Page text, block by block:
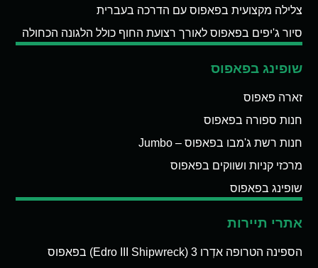
צלילה מקצועית בפאפוס עם הדרכה בעברית
סיור ג'יפים בפאפוס לאורך רצועת החוף כולל הלגונה הכחולה
שופינג בפאפוס
זארה פאפוס
חנות ספורה בפאפוס
חנות רשת ג'מבו בפאפוס – Jumbo
מרכזי קניות ושווקים בפאפוס
שופינג בפאפוס
אתרי תיירות
הספינה הטרופה אדְרו 3 (Edro III Shipwreck) בפאפוס